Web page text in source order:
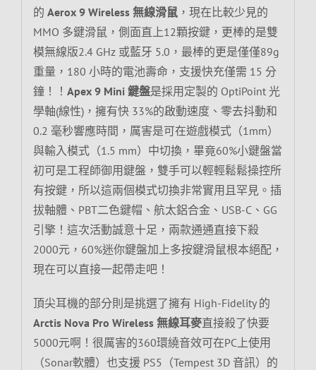
的 Aerox 9 Wireless 無線滑鼠，現在比較少見的
MMO 多鍵滑鼠，側面直上12顆按鍵，更棒的是雙
模無線版2.4 GHz 或藍牙 5.0，最棒的更是僅僅89g
重量，180 小時的電池壽命，支援快充僅需 15 分
鐘！！ Apex 9 Mini 鍵盤是採用定製的 OptiPoint 光
學軸(線性)，擁有快 33%的啟動速度、零去抖動和
0.2 毫秒響應時間，厲害是可在遊戲模式（1mm）
與輸入模式（1.5 mm）中切換，畢竟60%小鍵盤當
初可是工程師御用鍵盤，雙手可以輕輕鬆鬆操控所
有按鍵，所以這兩個模式切換非常實用且罕見。插
拔軸體、PBT二色鍵帽、航太鋁合金、USB-C、GG
引擎！這次活動誠意十足，兩款通通直接下殺
2000元，60%迷你鍵盤加上多按鍵滑鼠根本絕配，
現在可以直接一起帶走吧！
頂尖耳機的部分則是挑選了擁有 High-Fidelity 的
Arctis Nova Pro Wireless 無線耳麥直接殺了快要
5000元啊！很厲害的360環繞音效可在PC上使用
（Sonar軟體）也支援 PS5（Tempest 3D 音訊）的